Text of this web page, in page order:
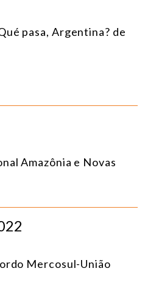
pasa, Argentina? de
Amazônia e Novas
Mercosul-União